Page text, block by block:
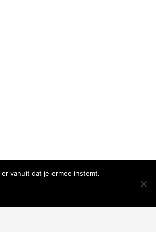
vanuit dat je ermee instemt.